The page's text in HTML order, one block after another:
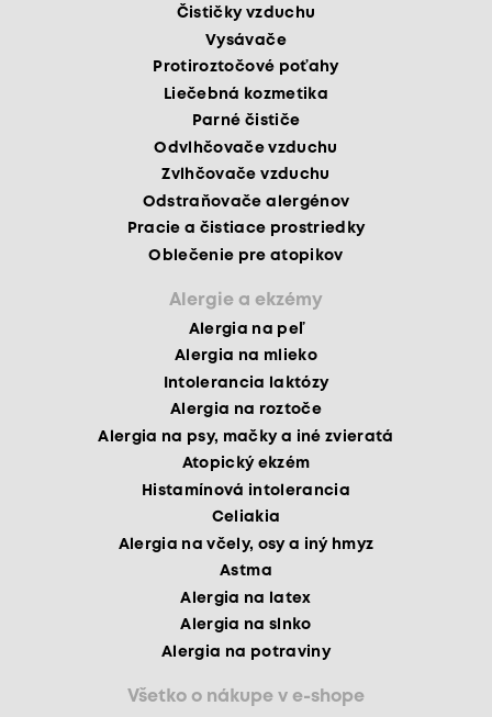
Čističky vzduchu
Vysávače
Protiroztočové poťahy
Liečebná kozmetika
Parné čističe
Odvlhčovače vzduchu
Zvlhčovače vzduchu
Odstraňovače alergénov
Pracie a čistiace prostriedky
Oblečenie pre atopikov
Alergie a ekzémy
Alergia na peľ
Alergia na mlieko
Intolerancia laktózy
Alergia na roztoče
Alergia na psy, mačky a iné zvieratá
Atopický ekzém
Histamínová intolerancia
Celiakia
Alergia na včely, osy a iný hmyz
Astma
Alergia na latex
Alergia na slnko
Alergia na potraviny
Všetko o nákupe v e-shope